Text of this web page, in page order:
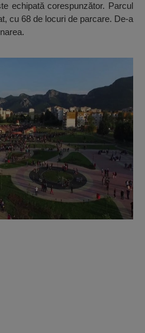
echipată corespunzător. Parcul
cu 68 de locuri de parcare. De-a